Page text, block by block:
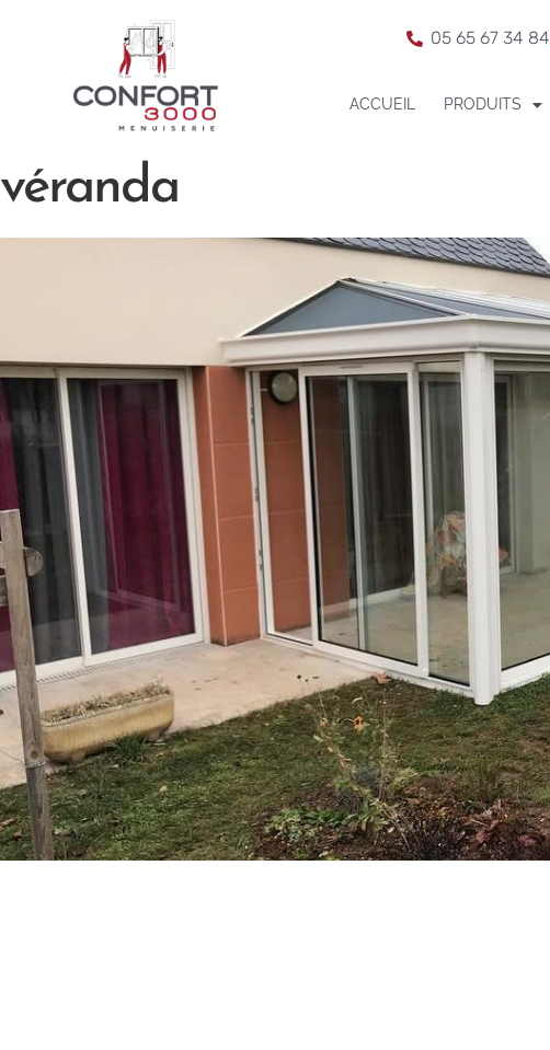
05 65 67 34 84
ACCUEIL PRODUITS
véranda